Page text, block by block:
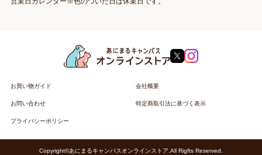
お買い物ガイド 会社概要
お問い合わせ 特定商取引法に基づく表示
プライバシーポリシー
Copyright©あにまるキャンパスオンラインストア.All Rigfts Reserved.